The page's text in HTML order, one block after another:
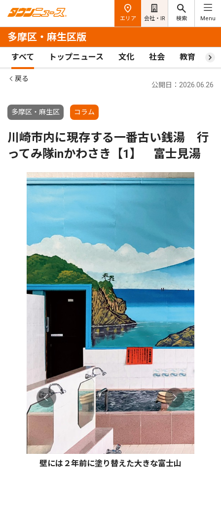
エリア 会社・IR 検索 Menu
多摩区・麻生区版
すべて トップニュース 文化 社会 教育 ス
戻る
多摩区・麻生区 コラム
公開日：2026.06.26
川崎市内に現存する一番古い銭湯 行
ってみ隊inかわさき【1】 富士見湯
壁には２年前に塗り替えた大きな富士山